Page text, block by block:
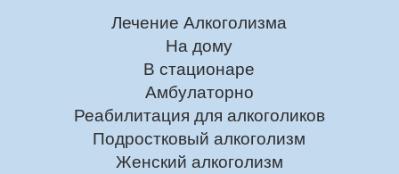
Лечение Алкоголизма
На дому
В стационаре
Амбулаторно
Реабилитация для алкоголиков
Подростковый алкоголизм
Женский алкоголизм